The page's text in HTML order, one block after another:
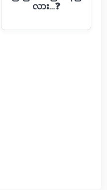
လား...❓